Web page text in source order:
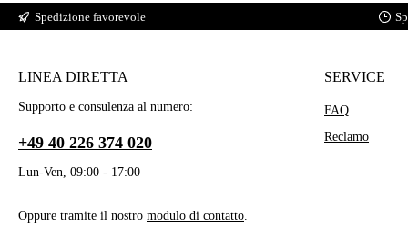
Spedizione favorevole
LINEA DIRETTA
Supporto e consulenza al numero:
+49 40 226 374 020
Lun-Ven, 09:00 - 17:00
Oppure tramite il nostro modulo di contatto.
SERVICE
FAQ
Reclamo